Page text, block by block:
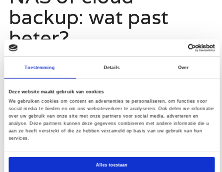
Toestemming Details Over
Deze website maakt gebruik van cookies
We gebruiken cookies om content en advertenties te personaliseren, om functies voor
social media te bieden en om ons websiteverkeer te analyseren. Ook delen we informatie
over uw gebruik van onze site met onze partners voor social media, adverteren en
analyse. Deze partners kunnen deze gegevens combineren met andere informatie die u
aan ze heeft verstrekt of die ze hebben verzameld op basis van uw gebruik van hun
services.
Alles toestaan
backup: wat past
beter?